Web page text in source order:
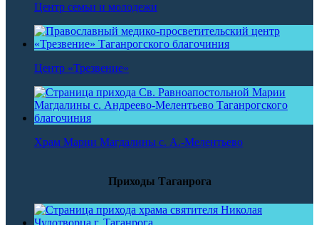
Центр семьи и молодежи
Центр «Трезвение»
Храм Марии Магдалины с. А.-Мелентьево
Приходы Таганрога